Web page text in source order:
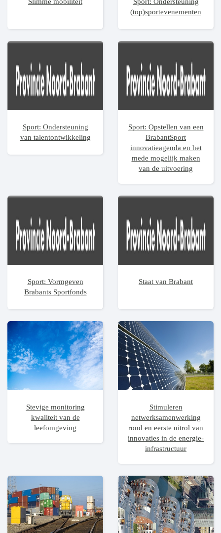
(top)sportevenementen
Sport: Ondersteuning
van talentontwikkeling
Sport: Opstellen van een
BrabantSport
innovatieagenda en het
mede mogelijk maken
van de uitvoering
Sport: Vormgeven
Brabants Sportfonds
Staat van Brabant
Stevige monitoring
kwaliteit van de
leefomgeving
Stimuleren
netwerksamenwerking
rond en eerste uitrol van
innovaties in de energie-
infrastructuur